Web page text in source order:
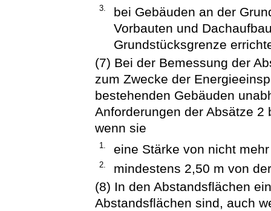
3.
bei Gebäuden an der
Vorbauten und
Grundstücksgrenze
(7) Bei der Bemessung der
zum Zwecke der
bestehenden Gebäuden
Anforderungen der Absätze
wenn sie
1. eine Stärke von nicht
2.
mindestens 2,50 m von
(8) In den Abstandsflächen
Abstandsflächen sind, auch